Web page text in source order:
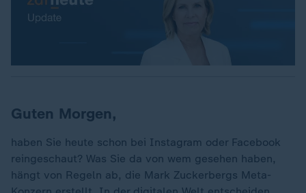
Guten Morgen,
haben Sie heute schon bei Instagram oder Facebook
reingeschaut? Was Sie da von wem gesehen haben,
hängt von Regeln ab, die Mark Zuckerbergs Meta-